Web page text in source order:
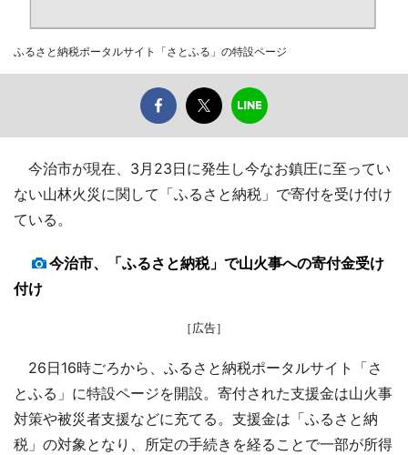
ふるさと納税ポータルサイト「さとふる」の特設ページ
今治市が現在、3月23日に発生し今なお鎮圧に至ってい
ない山林火災に関して「ふるさと納税」で寄付を受け付け
ている。
今治市、「ふるさと納税」で山火事への寄付金受け
付け
［広告］
26日16時ごろから、ふるさと納税ポータルサイト「さ
とふる」に特設ページを開設。寄付された支援金は山火事
対策や被災者支援などに充てる。支援金は「ふるさと納
税」の対象となり、所定の手続きを経ることで一部が所得